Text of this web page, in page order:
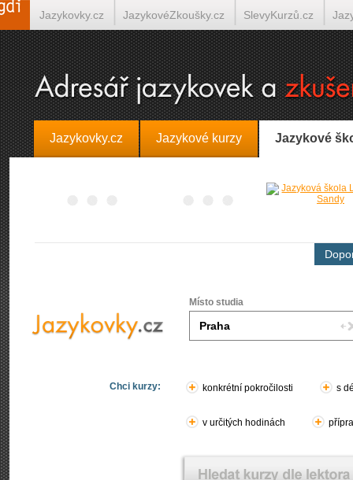
Jazykovky.cz Jazykové kurzy Jazykové
Místo studia
Chci kurzy: konkrétní pokročilosti s
v určitých hodinách
Jazykovky.cz JazykovéZkoušky.cz SlevyKurzů.cz
Španělština on-line Italština on-line Tlumočení-